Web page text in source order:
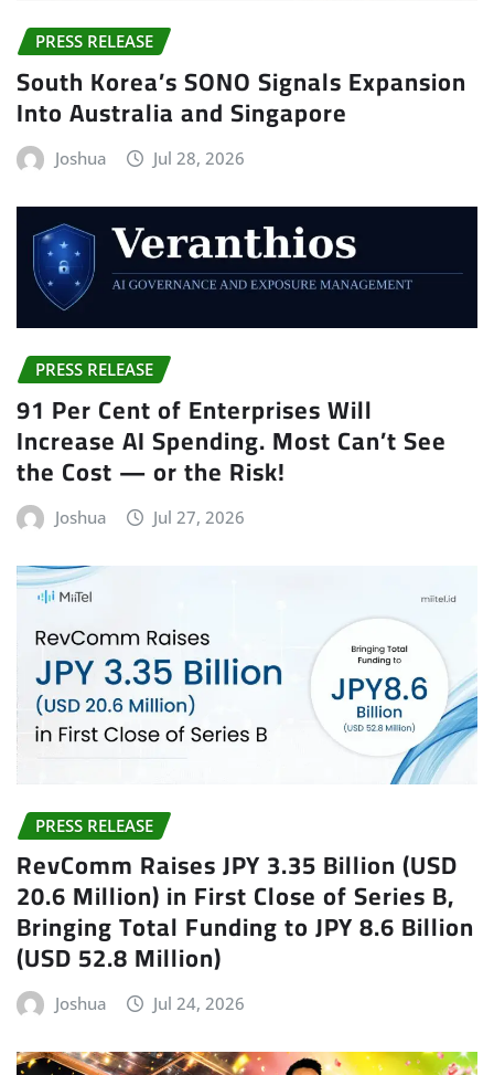
PRESS RELEASE
South Korea’s SONO Signals Expansion
Into Australia and Singapore
Joshua Jul 28, 2026
PRESS RELEASE
91 Per Cent of Enterprises Will
Increase AI Spending. Most Can’t See
the Cost — or the Risk!
Joshua Jul 27, 2026
PRESS RELEASE
RevComm Raises JPY 3.35 Billion (USD
20.6 Million) in First Close of Series B,
Bringing Total Funding to JPY 8.6 Billion
(USD 52.8 Million)
Joshua Jul 24, 2026